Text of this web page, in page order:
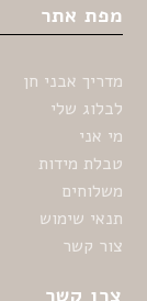
מפת אתר
מדריך אבני חן
לבלוג שלי
מי אני
טבלת מידות
משלוחים
תנאי שימוש
צור קשר